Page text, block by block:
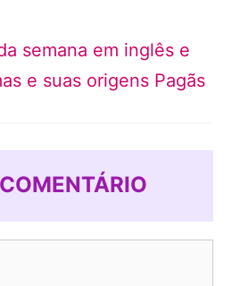
semana em inglês e
e suas origens Pagãs